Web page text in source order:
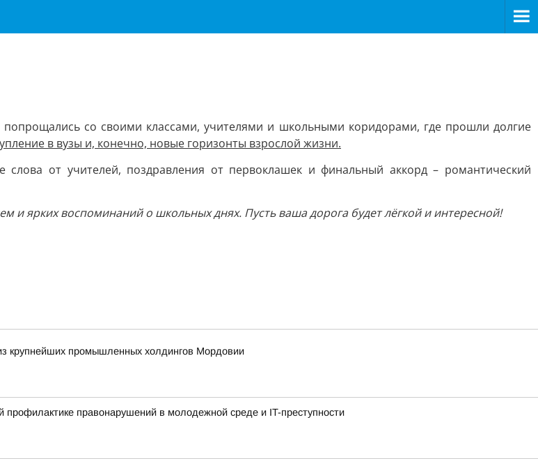
со своими классами, учителями и школьными коридорами, где прошли долгие
в вузы и, конечно, новые горизонты взрослой жизни.
от учителей, поздравления от первоклашек и финальный аккорд – романтический
и ярких воспоминаний о школьных днях. Пусть ваша дорога будет лёгкой и интересной!
крупнейших промышленных холдингов Мордовии
правонарушений в молодежной среде и IT-преступности